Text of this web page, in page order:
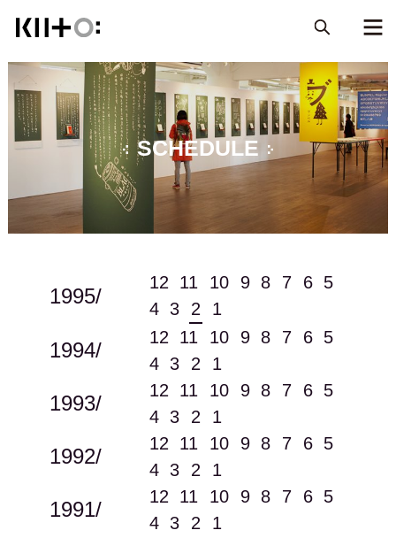
SCHEDULE
1995/
12 11 10 9 8 7 6
5
4
3 2 1
1994/
12 11 10 9 8 7 6
5
4
3 2 1
1993/
12 11 10 9 8 7 6
5
4
3 2 1
1992/
12 11 10 9 8 7 6
5
4
3 2 1
1991/
12 11 10 9 8 7 6
5
4
3 2 1